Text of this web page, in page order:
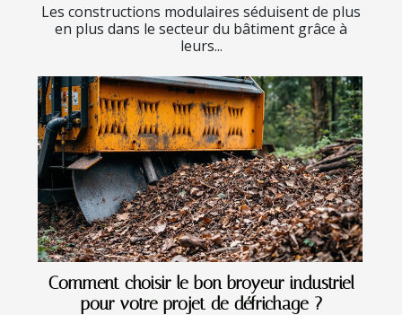
Les constructions modulaires séduisent de plus
en plus dans le secteur du bâtiment grâce à
leurs...
Comment choisir le bon broyeur industriel
pour votre projet de défrichage ?